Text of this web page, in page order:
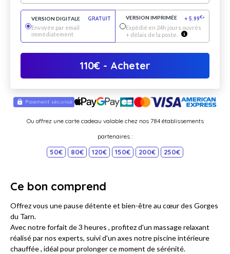
VERSION DIGITALE
GRATUIT
Envoyée par email
immédiatement
VERSION IMPRIMÉE + 5.99€*
Expédié en 24h jours ouvrés
+ délais de la poste.
110€ - Acheter
Ou offrez une carte cadeau valable chez nos 784 établissements
partenaires :
50€ 80€ 120€ 150€ 200€ 250€
Ce bon comprend
Offrez vous une pause détente et bien-être au cœur des Gorges
du Tarn.
Avec notre forfait de 3 heures , profitez d'un massage relaxant
réalisé par nos experts, suivi d'un axes notre piscine intérieure
chauffée , idéal pour prolonger ce moment de sérénité.